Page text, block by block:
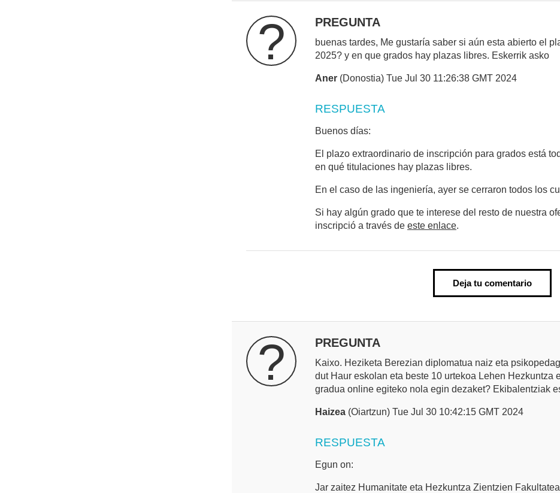
? PREGUNTA
buenas tardes, Me gustaría saber si aún esta abierto el
2025? y en que grados hay plazas libres. Eskerrik asko
Aner (Donostia) Tue Jul 30 11:26:38 GMT 2024
RESPUESTA
Buenos días:
El plazo extraordinario de inscripción para grados está
en qué titulaciones hay plazas libres.
En el caso de las ingeniería, ayer se cerraron todos los
Si hay algún grado que te interese del resto de nuestra
inscripció a través de este enlace.
Deja tu comentario
? PREGUNTA
Kaixo. Heziketa Berezian diplomatua naiz eta
dut Haur eskolan eta beste 10 urtekoa Lehen Hezkuntza
gradua online egiteko nola egin dezaket? Ekibalentziak
Haizea (Oiartzun) Tue Jul 30 10:42:15 GMT 2024
RESPUESTA
Egun on:
Jar zaitez Humanitate eta Hezkuntza Zientzien